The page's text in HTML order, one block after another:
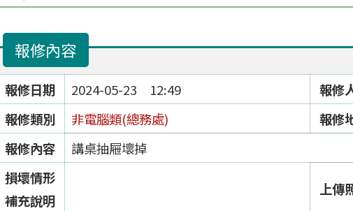
報修內容
報修日期 2024-05-23 12:49
報修
報修類別
非電腦類(總務處)
報修
報修內容
講桌抽屜壞掉
損壞情形
補充說明
上傳